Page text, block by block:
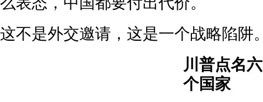
这不是外交邀请，这是一个战略陷阱
川普点名
个国家